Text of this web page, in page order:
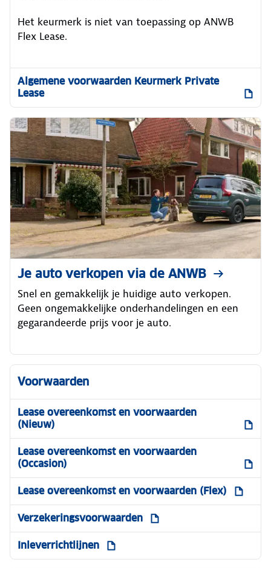
Het keurmerk is niet van toepassing op ANWB
Flex Lease.
Algemene voorwaarden Keurmerk Private
Lease
Je auto verkopen via de ANWB
Snel en gemakkelijk je huidige auto verkopen.
Geen ongemakkelijke onderhandelingen en een
gegarandeerde prijs voor je auto.
Voorwaarden
Lease overeenkomst en voorwaarden
(Nieuw)
Lease overeenkomst en voorwaarden
(Occasion)
Lease overeenkomst en voorwaarden (Flex)
Verzekeringsvoorwaarden
Inleverrichtlijnen